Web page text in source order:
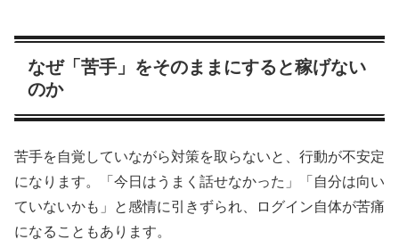
なぜ「苦手」をそのままにすると稼げない
のか
苦手を自覚していながら対策を取らないと、行動が不安定
になります。「今日はうまく話せなかった」「自分は向い
ていないかも」と感情に引きずられ、ログイン自体が苦痛
になることもあります。